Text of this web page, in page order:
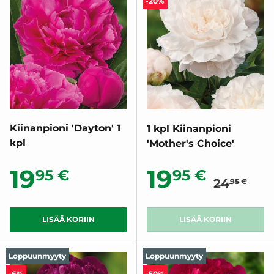
Kiinanpioni 'Dayton' 1
kpl
Normaalihinta
1995 €
LISÄÄ KORIIN
1 kpl Kiinanpioni
'Mother's Choice'
1995 € 2495 €
LISÄÄ KORIIN
Loppuunmyyty
Loppuunmyyty